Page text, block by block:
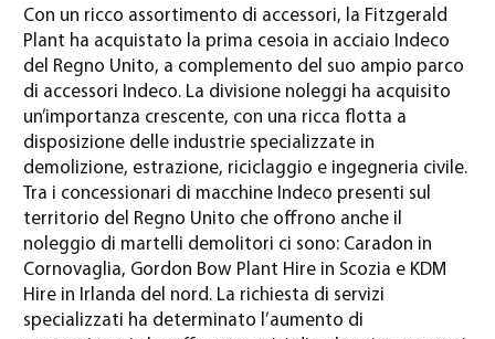
Con un ricco assortimento di accessori, la Fitzgerald
Plant ha acquistato la prima cesoia in acciaio Indeco
del Regno Unito, a complemento del suo ampio parco
di accessori Indeco. La divisione noleggi ha acquisito
un’importanza crescente, con una ricca flotta a
disposizione delle industrie specializzate in
demolizione, estrazione, riciclaggio e ingegneria civile.
Tra i concessionari di macchine Indeco presenti sul
territorio del Regno Unito che offrono anche il
noleggio di martelli demolitori ci sono: Caradon in
Cornovaglia, Gordon Bow Plant Hire in Scozia e KDM
Hire in Irlanda del nord. La richiesta di servizi
specializzati ha determinato l’aumento di